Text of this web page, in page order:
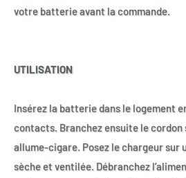
votre batterie avant la commande.
UTILISATION
Insérez la batterie dans le logement
contacts. Branchez ensuite le cordon
allume-cigare. Posez le chargeur sur
sèche et ventilée. Débranchez